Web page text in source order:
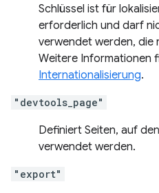
Schlüssel ist für
erforderlich und darf
verwendet werden, die
Weitere Informationen
Internationalisierung.
"devtools_page"
Definiert Seiten, auf
verwendet werden.
"export"